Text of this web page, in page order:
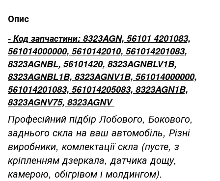
Опис
- Код запчастини: 8323AGN, 56101 4201083,
561014000000, 5610142010, 561014201083,
8323AGNBL, 56101420, 8323AGNBLV1B,
8323AGNBL1B, 8323AGNV1B, 561014000000,
561014201083, 561014205083, 8323AGN1B,
8323AGNV75, 8323AGNV
Професійний підбір Лобового, Бокового,
заднього скла на ваш автомобіль, Різні
виробники, комлектації скла (пусте, з
кріпленням дзеркала, датчика дощу,
камерою, обігрівом і молдингом).